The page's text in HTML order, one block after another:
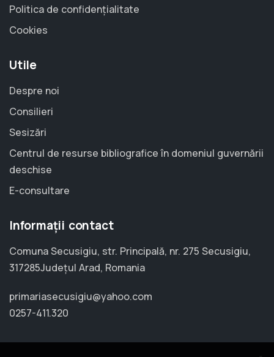
Politica de confidențialitate
Cookies
Utile
Despre noi
Consilieri
Sesizări
Centrul de resurse bibliografice în domeniul guvernării
deschise
E-consultare
Informații contact
Comuna Secusigiu, str. Principală, nr. 275 Secusigiu,
317285Județul Arad, Romania
primariasecusigiu@yahoo.com
0257-411.320